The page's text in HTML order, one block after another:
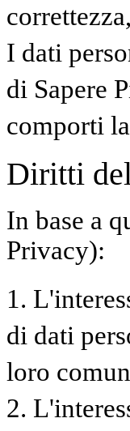
I dati
di Sapere
comporti
Diritti
In base a
Privacy):
1.
di dati
loro
2.